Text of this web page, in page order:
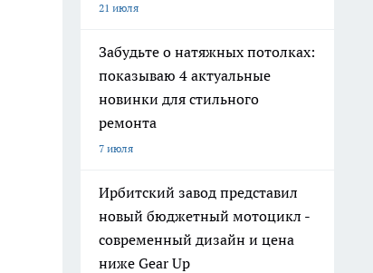
21 июля
Забудьте о натяжных потолках:
показываю 4 актуальные
новинки для стильного
ремонта
7 июля
Ирбитский завод представил
новый бюджетный мотоцикл -
современный дизайн и цена
ниже Gear Up